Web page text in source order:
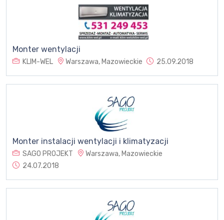
Monter wentylacji
KLIM-WEL Warszawa, Mazowieckie 25.09.2018
Monter instalacji wentylacji i klimatyzacji
SAGO PROJEKT
Warszawa, Mazowieckie
24.07.2018